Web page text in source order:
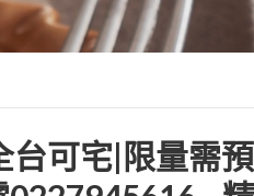
記住我
可宅|限量需